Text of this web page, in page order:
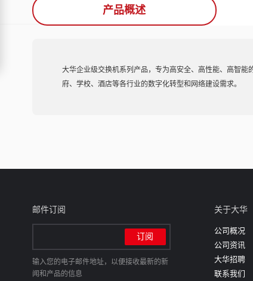
产品概述
大华企业级交换机系列产品，专为高安全、高性能、高智
府、学校、酒店等各行业的数字化转型和网络建设需求。
邮件订阅
输入您的电子邮件地址，以便接收最新的新
闻和产品的信息
关于大华
公司概况
公司资讯
大华招聘
联系我们